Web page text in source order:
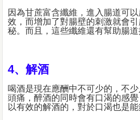
因為甘蔗富含纖維，進入腸道可
效，而增加了對腸壁的刺激就會
秘。而且，這些纖維還有幫助腸道
4、解酒
喝酒是現在應酬中不可少的，不
頭痛，醉酒的同時會有口渴的感
以有效的解酒的，對於口渴也是